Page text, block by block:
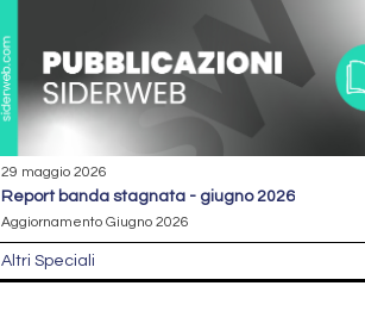
29 maggio 2026
report banda stagnata - giugno 2026
Aggiornamento Giugno 2026
Altri Speciali